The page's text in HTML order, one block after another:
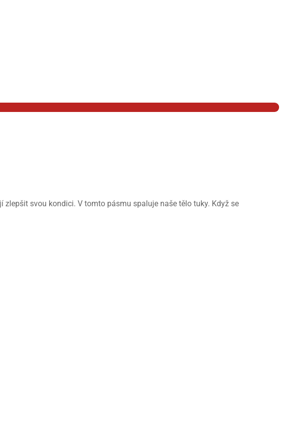
zlepšit svou kondici. V tomto pásmu spaluje naše tělo tuky. Když se